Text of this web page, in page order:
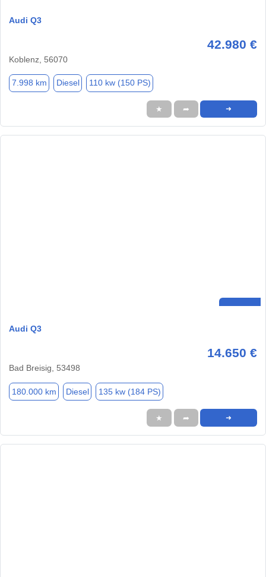
Audi Q3
42.980 €
Koblenz, 56070
7.998 km Diesel 110 kw (150 PS)
★ ➦ ➜
Audi Q3
14.650 €
Bad Breisig, 53498
180.000 km Diesel 135 kw (184 PS)
★ ➦ ➜